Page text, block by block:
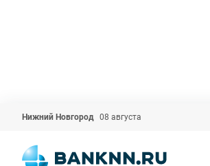
Нижний Новгород 08 августа